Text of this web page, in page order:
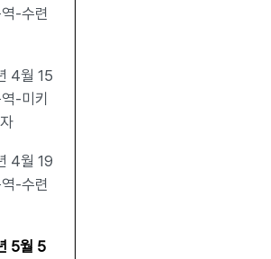
-수련
4월 15
-미키
4월 19
-수련
5월 5
페이지